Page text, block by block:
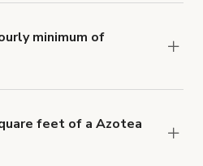
minimum of
feet of a Azotea